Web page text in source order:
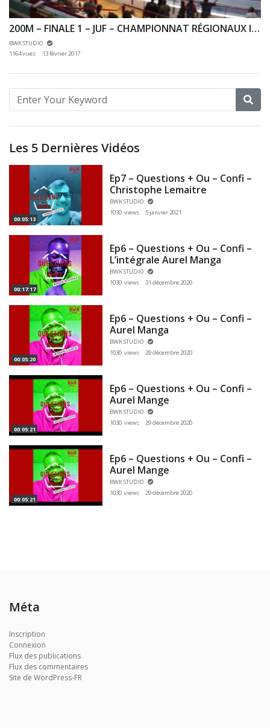
200M – FINALE 1 – JUF – CHAMPIONNAT RÉGIONAUX INDOOR 14/01/2017 – EAUBONNE
BWK STUDIO
1164 vues
13 février 2017
Les 5 Dernières Vidéos
00:05:13
Ep7 – Questions + Ou – Confi –
Christophe Lemaitre
BWK STUDIO
1030 views
5 janvier 2021
00:17:17
Ep6 – Questions + Ou – Confi –
L’intégrale Aurel Manga
BWK STUDIO
1030 views
31 décembre 2020
00:05:20
Ep6 – Questions + Ou – Confi –
Aurel Manga
BWK STUDIO
1030 views
29 décembre 2020
00:05:21
Ep6 – Questions + Ou – Confi –
Aurel Mange
BWK STUDIO
1030 views
29 décembre 2020
00:05:21
Ep6 – Questions + Ou – Confi –
Aurel Mange
BWK STUDIO
1030 views
29 décembre 2020
Méta
Inscription
Connexion
Flux des publications
Flux des commentaires
Site de WordPress-FR